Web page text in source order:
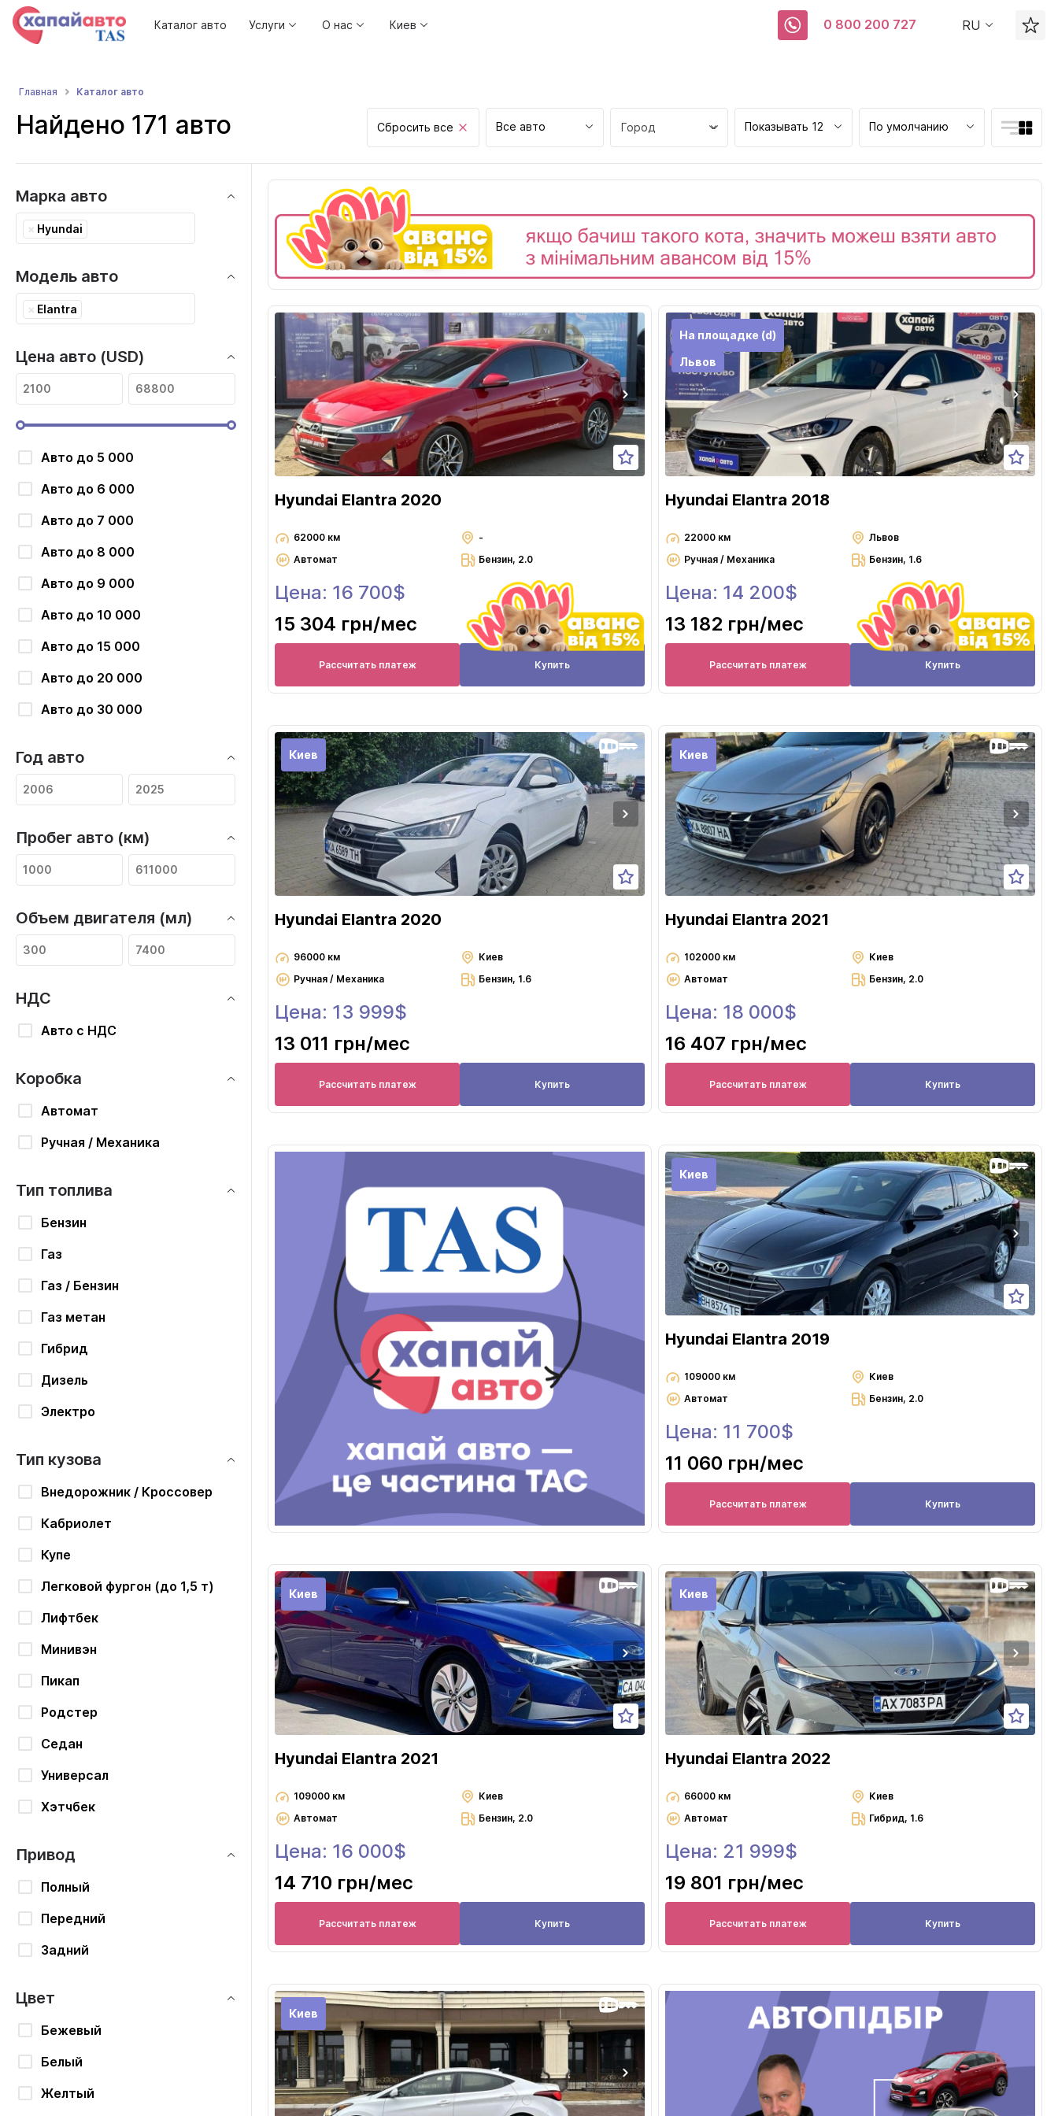
Каталог авто Услуги О нас Киев 0 800 200 727 RU
Главная Каталог авто
Найдено 171 авто Сбросить все Все авто Город
Днепр
Запорожье
Ивано-Франковск
Кропивницкий
Луцк
Львов
Николаев
Одесса
Полтава
Ровно
Хмельницкий
Черкассы
Черновцы
Показывать 12 По умолчанию
Марка авто
× Hyundai
Модель авто
× Elantra
Цена авто (USD)
Авто до 5 000
Авто до 6 000
Авто до 7 000
Авто до 8 000
Авто до 9 000
Авто до 10 000
Авто до 15 000
Авто до 20 000
Авто до 30 000
Год авто
Пробег авто (км)
Объем двигателя (мл)
НДС
Авто с НДС
Коробка
Автомат
Ручная / Механика
Тип топлива
Бензин
Газ
Газ / Бензин
Газ метан
Гибрид
Дизель
Электро
Тип кузова
Внедорожник / Кроссовер
Кабриолет
Купе
Легковой фургон (до 1,5 т)
Лифтбек
Минивэн
Пикап
Родстер
Седан
Универсал
Хэтчбек
Привод
Полный
Передний
Задний
Цвет
Бежевый
Белый
Желтый
Hyundai Elantra 2020
62000 км
-
Автомат
Бензин, 2.0
Цена: 16 700$
15 304 грн/мес
Рассчитать платеж Купить
На площадке (d)
Львов
Hyundai Elantra 2018
22000 км
Львов
Ручная / Механика
Бензин, 1.6
Цена: 14 200$
13 182 грн/мес
Рассчитать платеж Купить
Киев
Hyundai Elantra 2020
96000 км
Киев
Ручная / Механика
Бензин, 1.6
Цена: 13 999$
13 011 грн/мес
Рассчитать платеж Купить
Киев
Hyundai Elantra 2021
102000 км
Киев
Автомат
Бензин, 2.0
Цена: 18 000$
16 407 грн/мес
Рассчитать платеж Купить
Киев
Hyundai Elantra 2019
109000 км
Киев
Автомат
Бензин, 2.0
Цена: 11 700$
11 060 грн/мес
Рассчитать платеж Купить
Киев
Hyundai Elantra 2021
109000 км
Киев
Автомат
Бензин, 2.0
Цена: 16 000$
14 710 грн/мес
Рассчитать платеж Купить
Киев
Hyundai Elantra 2022
66000 км
Киев
Автомат
Гибрид, 1.6
Цена: 21 999$
19 801 грн/мес
Рассчитать платеж Купить
Киев